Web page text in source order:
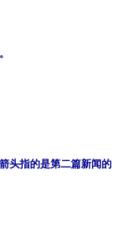
头指的是第二篇新闻的